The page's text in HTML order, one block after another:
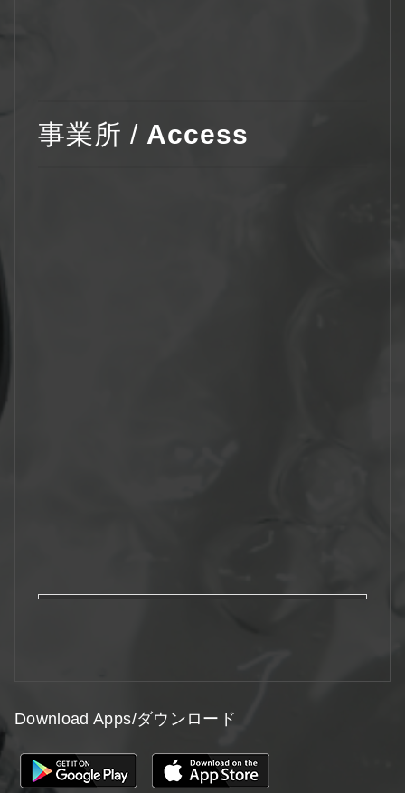
事業所 / Access
Download Apps/ダウンロード